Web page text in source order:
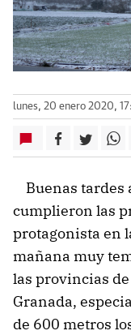
lunes, 20 enero 2020,
Buenas tardes
cumplieron las
protagonista en
mañana muy
las provincias
Granada,
de 600 metros